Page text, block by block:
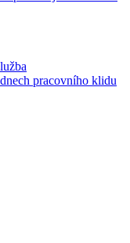
pracovního klidu